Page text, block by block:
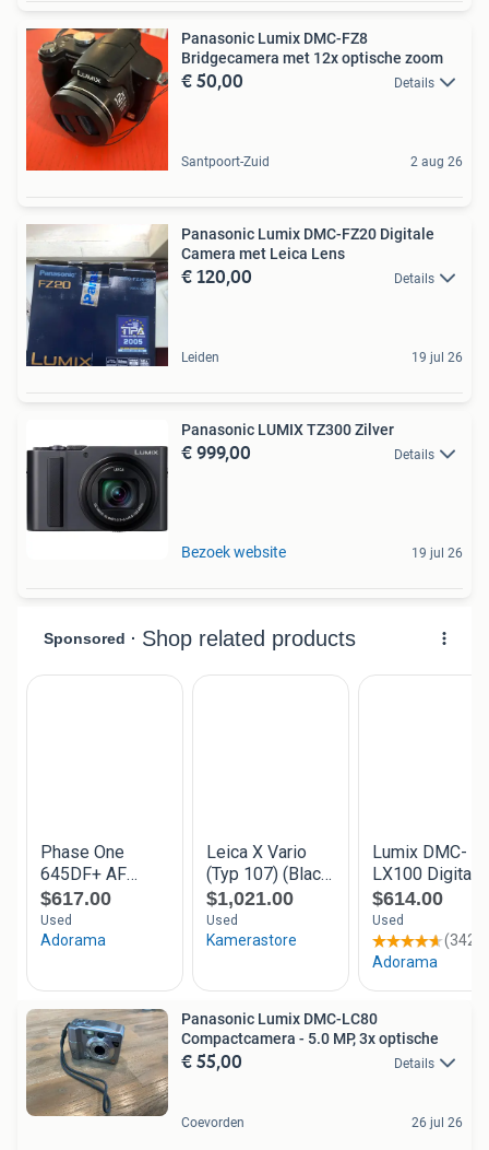
Panasonic Lumix DMC-FZ8
Bridgecamera met 12x optische zoom
€ 50,00 Details
Santpoort-Zuid 2 aug 26
Panasonic Lumix DMC-FZ20 Digitale
Camera met Leica Lens
€ 120,00 Details
Leiden 19 jul 26
Panasonic LUMIX TZ300 Zilver
€ 999,00 Details
Bezoek website 19 jul 26
Panasonic Lumix DMC-LC80
Compactcamera - 5.0 MP, 3x optische
€ 55,00 Details
Coevorden 26 jul 26